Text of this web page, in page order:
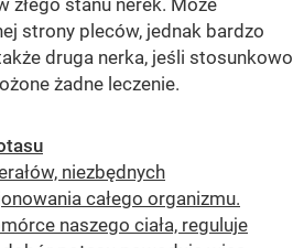
złego stanu nerek. Może
strony pleców, jednak bardzo
druga nerka, jeśli stosunkowo
żadne leczenie.
niezbędnych
całego organizmu.
naszego ciała, reguluje